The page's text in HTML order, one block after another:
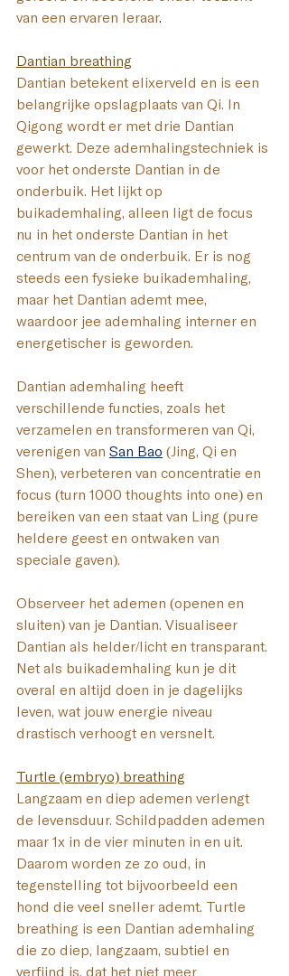
van een ervaren leraar.
Dantian breathing
Dantian betekent elixerveld en is een
belangrijke opslagplaats van Qi. In
Qigong wordt er met drie Dantian
gewerkt. Deze ademhalingstechniek is
voor het onderste Dantian in de
onderbuik. Het lijkt op
buikademhaling, alleen ligt de focus
nu in het onderste Dantian in het
centrum van de onderbuik. Er is nog
steeds een fysieke buikademhaling,
maar het Dantian ademt mee,
waardoor jee ademhaling interner en
energetischer is geworden.
Dantian ademhaling heeft
verschillende functies, zoals het
verzamelen en transformeren van Qi,
verenigen van San Bao (Jing, Qi en
Shen), verbeteren van concentratie en
focus (turn 1000 thoughts into one) en
bereiken van een staat van Ling (pure
heldere geest en ontwaken van
speciale gaven).
Observeer het ademen (openen en
sluiten) van je Dantian. Visualiseer
Dantian als helder/licht en transparant.
Net als buikademhaling kun je dit
overal en altijd doen in je dagelijks
leven, wat jouw energie niveau
drastisch verhoogt en versnelt.
Turtle (embryo) breathing
Langzaam en diep ademen verlengt
de levensduur. Schildpadden ademen
maar 1x in de vier minuten in en uit.
Daarom worden ze zo oud, in
tegenstelling tot bijvoorbeeld een
hond die veel sneller ademt. Turtle
breathing is een Dantian ademhaling
die zo diep, langzaam, subtiel en
verfijnd is, dat het niet meer